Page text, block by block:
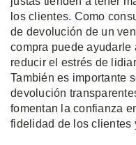
los clientes. Como
de devolución de un
compra puede ayudarle
reducir el estrés de
También es importante
devolución
fomentan la confianza
fidelidad de los clientes